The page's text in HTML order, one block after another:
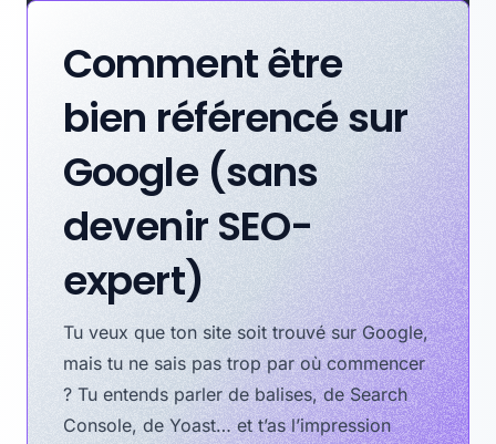
Comment être
bien référencé sur
Google (sans
devenir SEO-
expert)
Tu veux que ton site soit trouvé sur Google,
mais tu ne sais pas trop par où commencer
? Tu entends parler de balises, de Search
Console, de Yoast… et t’as l’impression